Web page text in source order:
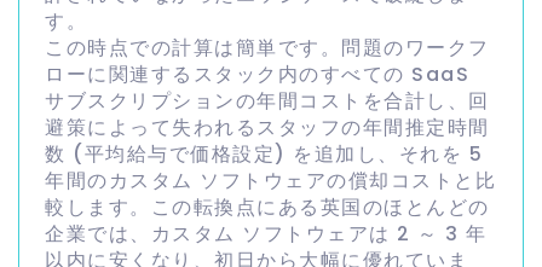
す。
この時点での計算は簡単です。問題のワークフ
ローに関連するスタック内のすべての SaaS
サブスクリプションの年間コストを合計し、回
避策によって失われるスタッフの年間推定時間
数 (平均給与で価格設定) を追加し、それを 5
年間のカスタム ソフトウェアの償却コストと比
較します。この転換点にある英国のほとんどの
企業では、カスタム ソフトウェアは 2 ～ 3 年
以内に安くなり、初日から大幅に優れていま